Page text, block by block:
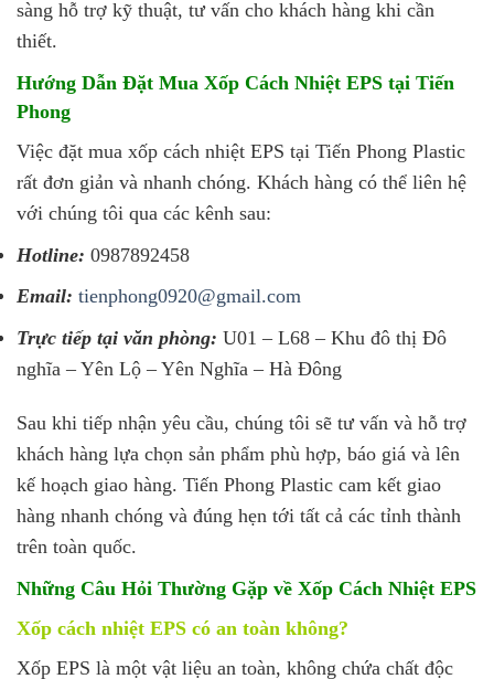
sàng hỗ trợ kỹ thuật, tư vấn cho khách hàng khi cần
thiết.
Hướng Dẫn Đặt Mua Xốp Cách Nhiệt EPS tại Tiến
Phong
Việc đặt mua xốp cách nhiệt EPS tại Tiến Phong Plastic
rất đơn giản và nhanh chóng. Khách hàng có thể liên hệ
với chúng tôi qua các kênh sau:
Hotline: 0987892458
Email: tienphong0920@gmail.com
Trực tiếp tại văn phòng: U01 – L68 – Khu đô thị Đô
nghĩa – Yên Lộ – Yên Nghĩa – Hà Đông
Sau khi tiếp nhận yêu cầu, chúng tôi sẽ tư vấn và hỗ trợ
khách hàng lựa chọn sản phẩm phù hợp, báo giá và lên
kế hoạch giao hàng. Tiến Phong Plastic cam kết giao
hàng nhanh chóng và đúng hẹn tới tất cả các tỉnh thành
trên toàn quốc.
Những Câu Hỏi Thường Gặp về Xốp Cách Nhiệt EPS
Xốp cách nhiệt EPS có an toàn không?
Xốp EPS là một vật liệu an toàn, không chứa chất độc